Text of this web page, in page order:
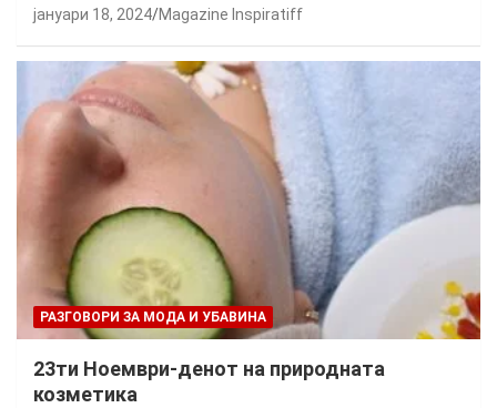
јануари 18, 2024 Magazine Inspiratiff
РАЗГОВОРИ ЗА МОДА И УБАВИНА
23ти Ноември-денот на природната
козметика